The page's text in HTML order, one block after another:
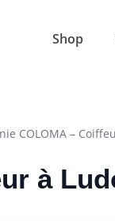
Shop
COLOMA –
à